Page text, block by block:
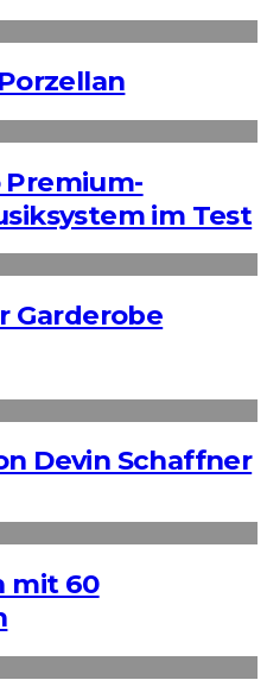
Premium-
im Test
Garderobe
Devin Schaffner
mit 60